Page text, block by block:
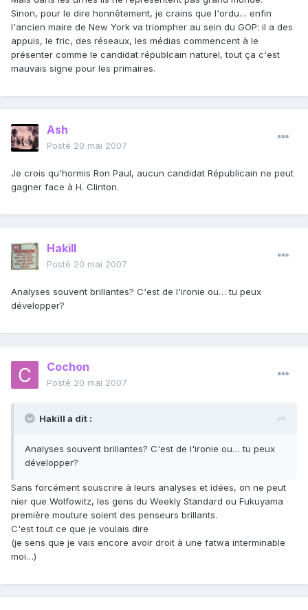
Sinon, pour le dire honnêtement, je crains que l'ordu… enfin
l'ancien maire de New York va triompher au sein du GOP: il a des
appuis, le fric, des réseaux, les médias commencent à le
présenter comme le candidat républcain naturel, tout ça c'est
mauvais signe pour les primaires.
Ash
Posté 20 mai 2007
Je crois qu'hormis Ron Paul, aucun candidat Républicain ne peut
gagner face à H. Clinton.
Hakill
Posté 20 mai 2007
Analyses souvent brillantes? C'est de l'ironie ou… tu peux
développer?
Cochon
Posté 20 mai 2007
Hakill a dit :
Analyses souvent brillantes? C'est de l'ironie ou… tu peux
développer?
Sans forcément souscrire à leurs analyses et idées, on ne peut
nier que Wolfowitz, les gens du Weekly Standard ou Fukuyama
première mouture soient des penseurs brillants.
C'est tout ce que je voulais dire
(je sens que je vais encore avoir droit à une fatwa interminable
moi…)